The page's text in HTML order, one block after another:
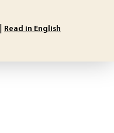
Read in English